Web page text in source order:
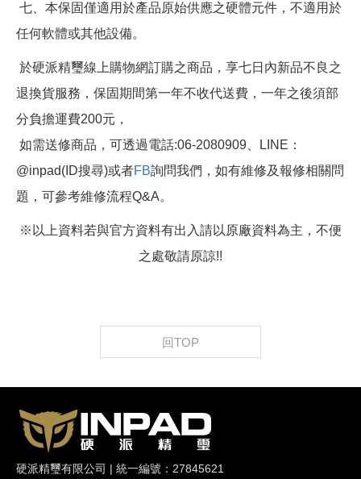
七、本保固僅適用於產品原始供應之硬體元件，不適用於
任何軟體或其他設備。
於硬派精璽線上購物網訂購之商品，享七日內新品不良之
退換貨服務，保固期間第一年不收代送費，一年之後須部
分負擔運費200元，
如需送修商品，可透過電話:06-2080909、LINE：
@inpad(ID搜尋)或者FB詢問我們，如有維修及報修相關問
題，可參考維修流程Q&A。
※以上資料若與官方資料有出入請以原廠資料為主，不便
之處敬請原諒!!
回TOP
硬派精璽有限公司 | 統一編號：27845621